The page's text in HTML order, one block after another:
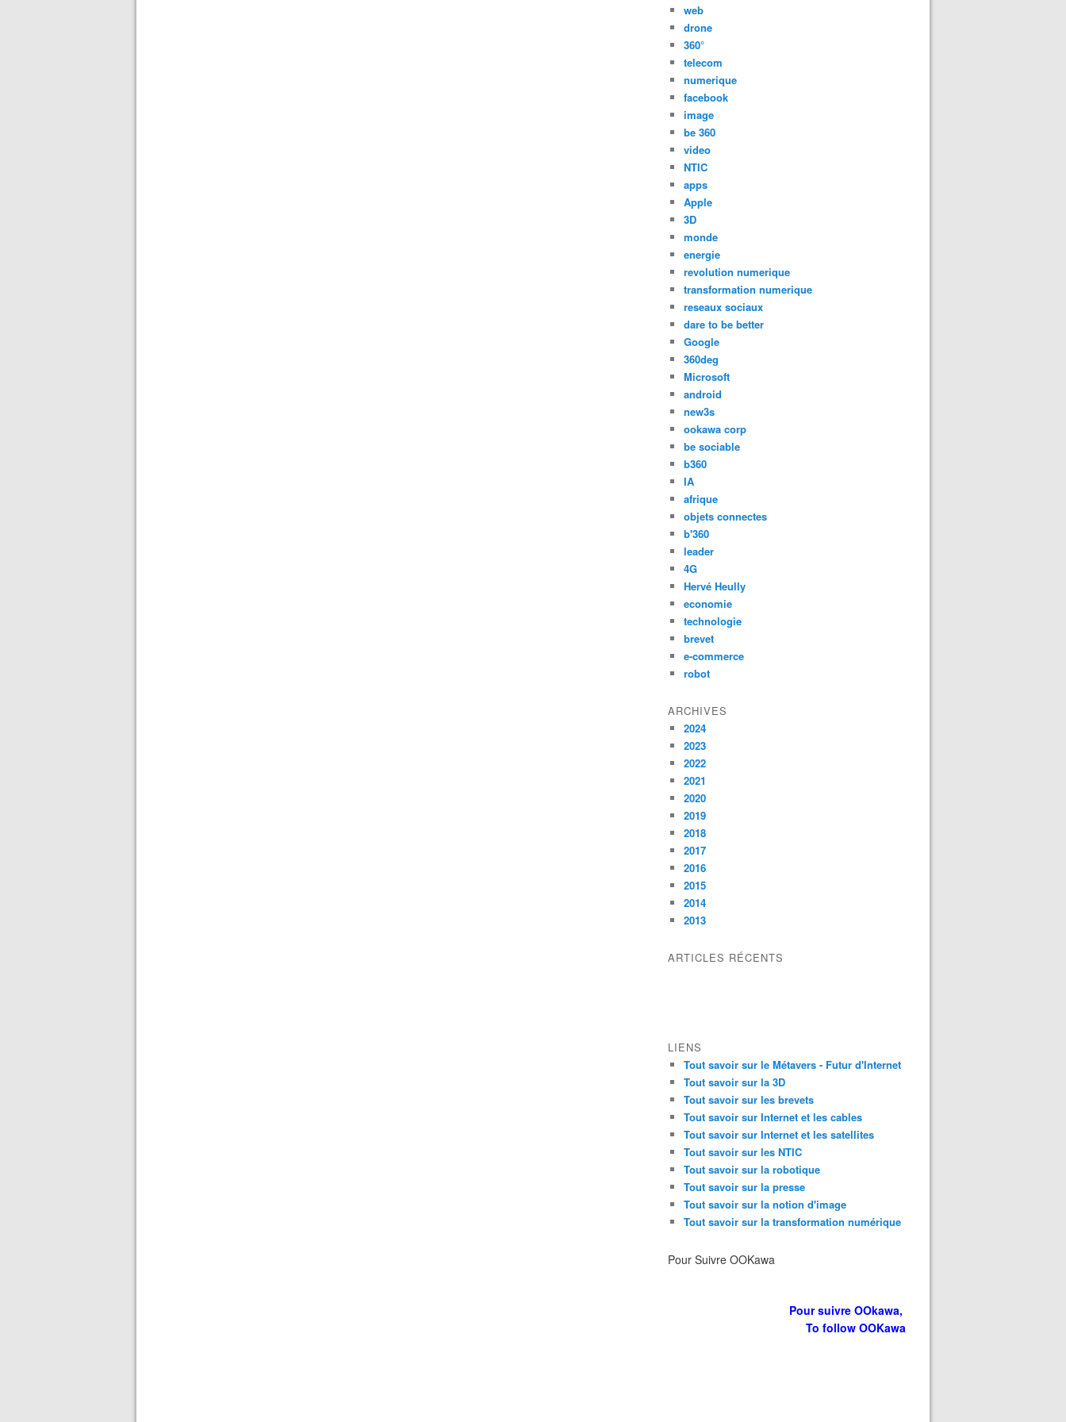
web
drone
360°
telecom
numerique
facebook
image
be 360
video
NTIC
apps
Apple
3D
monde
energie
revolution numerique
transformation numerique
reseaux sociaux
dare to be better
Google
360deg
Microsoft
android
new3s
ookawa corp
be sociable
b360
IA
afrique
objets connectes
b'360
leader
4G
Hervé Heully
economie
technologie
brevet
e-commerce
robot
ARCHIVES
2024
2023
2022
2021
2020
2019
2018
2017
2016
2015
2014
2013
ARTICLES RÉCENTS
LIENS
Tout savoir sur le Métavers - Futur d'Internet
Tout savoir sur la 3D
Tout savoir sur les brevets
Tout savoir sur Internet et les cables
Tout savoir sur Internet et les satellites
Tout savoir sur les NTIC
Tout savoir sur la robotique
Tout savoir sur la presse
Tout savoir sur la notion d'image
Tout savoir sur la transformation numérique
Pour Suivre OOKawa
Pour suivre OOkawa,
To follow OOKawa